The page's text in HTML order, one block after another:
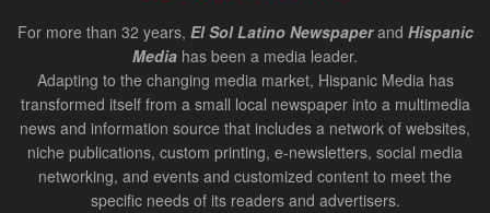
For more than 32 years, El Sol Latino Newspaperand Hispanic
Media has been a media leader.
Adapting to the changing media market, Hispanic Media has
transformed itself from a small local newspaper into a multimedia
news and information source that includes a network of websites,
niche publications, custom printing, e-newsletters, social media
networking, and events and customized content to meet the
specific needs of its readers and advertisers.